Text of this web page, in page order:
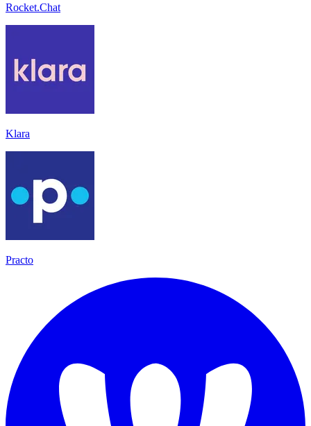
Rocket.Chat
Klara
Practo